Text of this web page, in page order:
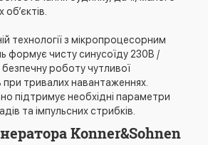
технології з мікропроцесорним
формує чисту синусоїду 230В /
роботу чутливої
при тривалих навантаженнях.
підтримує необхідні параметри
та імпульсних стрибків.
Konner&Sohnen